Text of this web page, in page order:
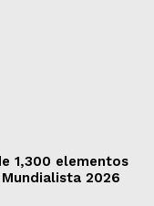
1,300 elementos
2026